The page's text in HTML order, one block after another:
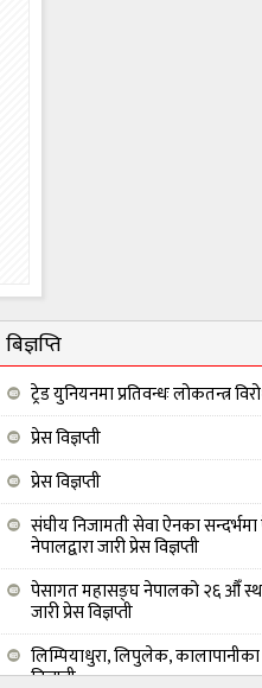
बिज्ञप्ति
ट्रेड युनियनमा प्रतिवन्धः लोकतन्त्र
प्रेस विज्ञप्ती
प्रेस विज्ञप्ती
संघीय निजामती सेवा ऐनका
नेपालद्वारा जारी प्रेस विज्ञप्ती
पेसागत महासङ्घ नेपालको २६ औँ
जारी प्रेस विज्ञप्ती
लिम्पियाधुरा, लिपुलेक, कालापानीका
विज्ञप्ती